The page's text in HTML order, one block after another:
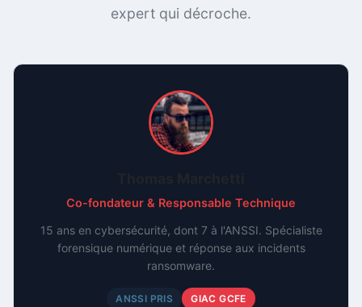
expert qui décroche.
Co-fondateur & Responsable Technique
15 ans en cybersécurité, dont 7 à l'ANSSI. Spécialiste
forensique numérique et réponse aux incidents
ransomware.
ANSSI PRIS GIAC GCFE